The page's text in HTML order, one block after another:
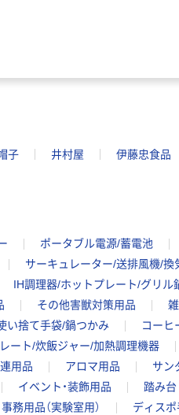
子 井村屋 伊藤忠食品
ポータブル電源/蓄電池
サーキュレーター/送排風機/換
IH調理器/ホットプレート/グリル
その他害獣対策用品
い捨て手袋/鍋つかみ コーヒ
ート/炊飯ジャー/加熱調理機器
用品 アロマ用品 サン
イベント・装飾用品 踏み台
事務用品（実験室用） ディス